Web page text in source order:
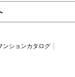
ンションカタログ